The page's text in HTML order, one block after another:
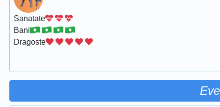
Sanatate
Bani
Dragoste